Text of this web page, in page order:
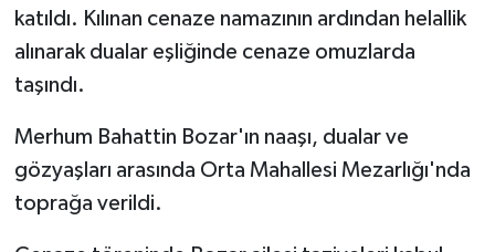
katıldı. Kılınan cenaze namazının ardından helallik
alınarak dualar eşliğinde cenaze omuzlarda
taşındı.
Merhum Bahattin Bozar'ın naaşı, dualar ve
gözyaşları arasında Orta Mahallesi Mezarlığı'nda
toprağa verildi.